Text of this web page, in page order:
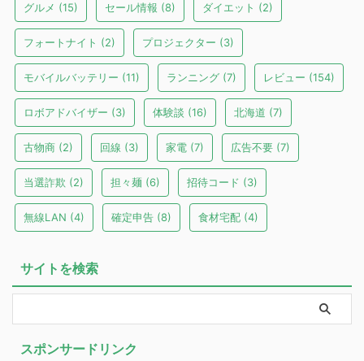
グルメ (15) セール情報 (8) ダイエット (2)
フォートナイト (2) プロジェクター (3)
モバイルバッテリー (11) ランニング (7) レビュー (154)
ロボアドバイザー (3) 体験談 (16) 北海道 (7)
古物商 (2) 回線 (3) 家電 (7) 広告不要 (7)
当選詐欺 (2) 担々麺 (6) 招待コード (3)
無線LAN (4) 確定申告 (8) 食材宅配 (4)
サイトを検索
スポンサードリンク